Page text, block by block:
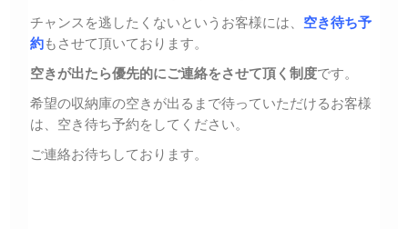
チャンスを逃したくないというお客様には、 空き待ち予
約もさせて頂いております。
空きが出たら優先的にご連絡をさせて頂く制度です。
希望の収納庫の空きが出るまで待っていただけるお客様
は、空き待ち予約をしてください。
ご連絡お待ちしております。